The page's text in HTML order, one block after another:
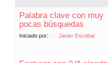
Palabra clave con muy
pocas búsquedas
Iniciado por: Javier Escobar